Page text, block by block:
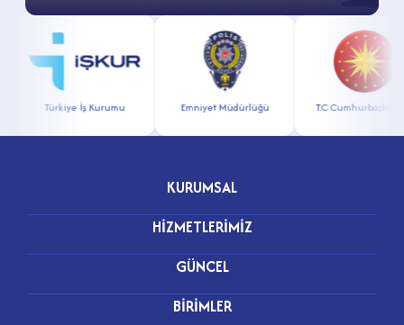
Türkiye İş Kurumu Emniyet Müdürlüğü T.C Cumhurbaşkanlığı
KURUMSAL
HİZMETLERİMİZ
GÜNCEL
BİRİMLER